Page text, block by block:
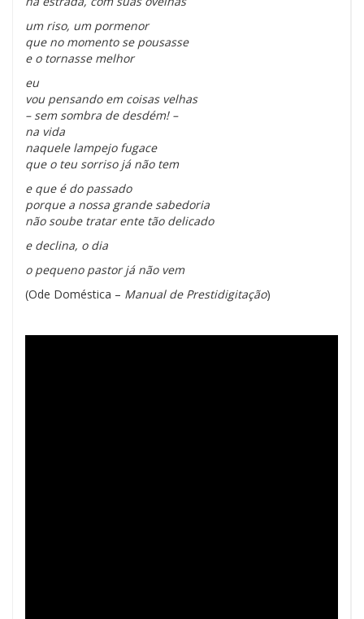
um riso, um pormenor
que no momento se pousasse
e o tornasse melhor
eu
vou pensando em coisas velhas
– sem sombra de desdém! –
na vida
naquele lampejo fugace
que o teu sorriso já não tem
e que é do passado
porque a nossa grande sabedoria
não soube tratar ente tão delicado
e declina, o dia
o pequeno pastor já não vem
(Ode Doméstica – Manual de Prestidigitação)